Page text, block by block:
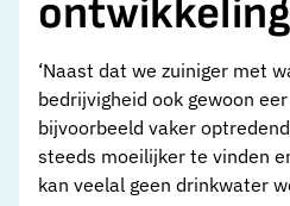
‘Naast dat we zuiniger met
bedrijvigheid ook gewoon
bijvoorbeeld vaker
steeds moeilijker te vinden
kan veelal geen drinkwater